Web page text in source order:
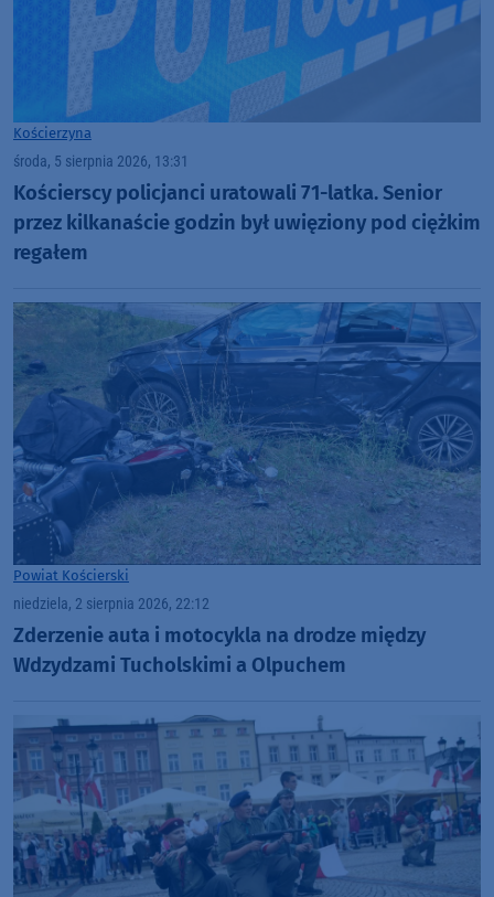
Kościerzyna
środa, 5 sierpnia 2026, 13:31
Kościerscy policjanci uratowali 71-latka. Senior
przez kilkanaście godzin był uwięziony pod ciężkim
regałem
Powiat Kościerski
niedziela, 2 sierpnia 2026, 22:12
Zderzenie auta i motocykla na drodze między
Wdzydzami Tucholskimi a Olpuchem